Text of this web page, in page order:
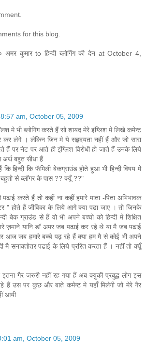
for this blog.
कुमार to हिन्दी ब्लोगिंग की देन at October 4,
8:57 am, October 05, 2009
मे भी ब्लोगिंग करते हैं सो शायद मेरे इंग्लिश मे लिखे कमेन्ट
कर लेगे । लेकिन जिन मे ये सहृदयता नहीं हैं और जो सारा
हैं पर नेट पर आते ही इंग्लिश विरोधी हो जाते हैं उनके लिये
अर्थ बहुत सीधा हैं
हिन्दी कि फॅमिली बेकग्राउंड होते हुआ भी हिन्दी विषय मे
बहुतो से ब्लॉगर के पास ?? क्यूँ ??"
करते हैं तो कहीं ना कहीं हमारे माता -पिता अभिभावक
" होते हैं जीविका के लिये आगे क्या पढा जाए । तो जिनके
बेक ग्राउंड से हैं वो भी अपने बच्चो को हिन्दी मे शिक्षित
ज़माने यानि डॉ अमर जब पढाई कर रहे थे या मै जब पढाई
आज जब हमारे बच्चे पढ़ रहे हैं क्या हम मै से कोई भी अपने
मै सनाक्तोतर पढाई के लिये प्ररित करता हैं । नहीं तो क्यूँ
इतना गैर जरुरी नहीं रह गया हैं अब क्युकी प्रबुद्ध लोग इस
हैं उस पर कुछ और बाते कमेन्ट मे यहाँ मिलेगी जो मेरे गैर
आयी
am, October 05, 2009